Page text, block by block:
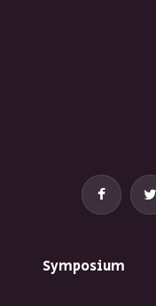
Symposium